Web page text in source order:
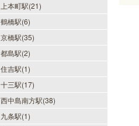
上本町駅(21)
鶴橋駅(6)
京橋駅(35)
都島駅(2)
住吉駅(1)
十三駅(17)
西中島南方駅(38)
九条駅(1)
地下鉄梅田駅より徒歩5分。洗練さ
れた美魔女による究極の癒しをご堪
能ください。
ミセス・ムーンR 大阪店